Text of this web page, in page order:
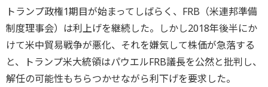
トランプ政権1期目が始まってしばらく、FRB（米連邦準備
制度理事会）は利上げを継続した。しかし2018年後半にか
けて米中貿易戦争が悪化、それを嫌気して株価が急落する
と、トランプ米大統領はパウエルFRB議長を公然と批判し、
解任の可能性もちらつかせながら利下げを要求した。